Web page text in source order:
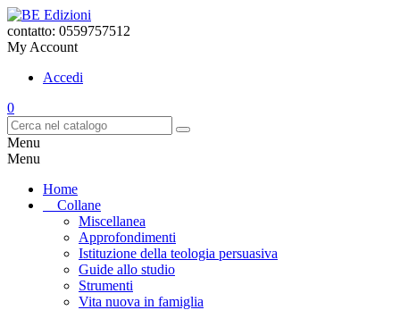
contatto: 0559757512
My Account
Accedi
0
Menu
Menu
Home
Collane
Miscellanea
Approfondimenti
Istituzione della teologia persuasiva
Guide allo studio
Strumenti
Vita nuova in famiglia